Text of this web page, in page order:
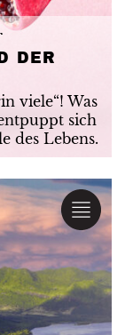
DER
viele“! Was
sich
des Lebens.